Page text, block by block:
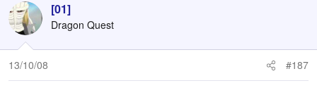
[01]
Dragon Quest
13/10/08 #187